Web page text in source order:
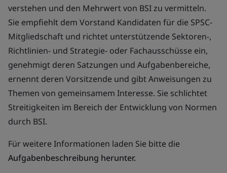
verstehen und den Mehrwert von BSI zu vermitteln.
Sie empfiehlt dem Vorstand Kandidaten für die SPSC-
Mitgliedschaft und richtet unterstützende Sektoren-,
Richtlinien- und Strategie- oder Fachausschüsse ein,
genehmigt deren Satzungen und Aufgabenbereiche,
ernennt deren Vorsitzende und gibt Anweisungen zu
Themen von gemeinsamem Interesse. Sie schlichtet
Streitigkeiten im Bereich der Entwicklung von Normen
durch BSI.
Für weitere Informationen laden Sie bitte die
Aufgabenbeschreibung herunter.